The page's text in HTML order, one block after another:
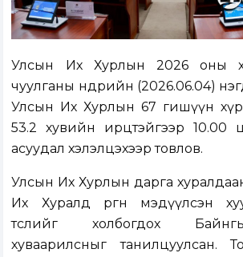
Улсын Их Хурлын 2026 оны
чуулганы өнөөдрийн (2026.06.04)
Улсын Их Хурлын 67 гишүүн
53.2 хувийн ирцтэйгээр 10.00
асуудал хэлэлцэхээр товлов.
Улсын Их Хурлын дарга
Их Хуралд өргөн мэдүүлсэн
төслийг холбогдох
хуваарилсныг танилцуулсан.